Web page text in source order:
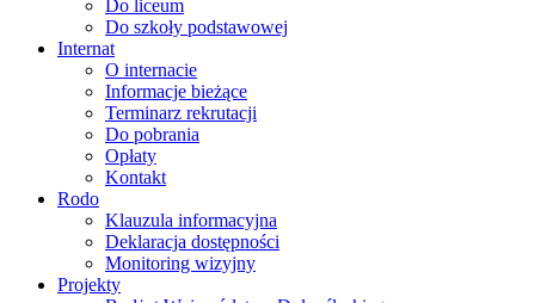
Do liceum
Do szkoły podstawowej
Internat
O internacie
Informacje bieżące
Terminarz rekrutacji
Do pobrania
Opłaty
Kontakt
Rodo
Klauzula informacyjna
Deklaracja dostępności
Monitoring wizyjny
Projekty